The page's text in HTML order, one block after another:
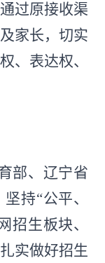
过原接收渠
家长，切实
、表达权、
部、辽宁省
持“公平、
招生板块、
实做好招生